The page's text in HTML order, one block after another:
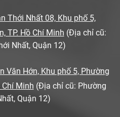
Thới Nhất 08, Khu phố 5,
TP. Hồ Chí Minh (Địa chỉ cũ:
Nhất, Quận 12)
Văn Hớn, Khu phố 5, Phường
Minh (Địa chỉ cũ: Phường
Quận 12)